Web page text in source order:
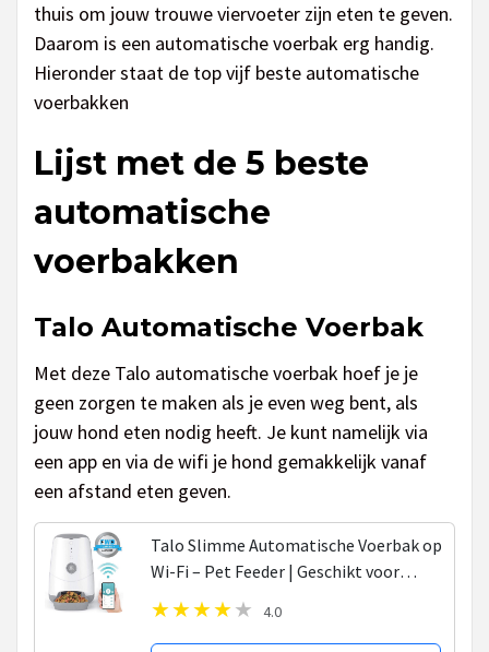
thuis om jouw trouwe viervoeter zijn eten te geven.
Daarom is een automatische voerbak erg handig.
Hieronder staat de top vijf beste automatische
voerbakken
Lijst met de 5 beste
automatische
voerbakken
Talo Automatische Voerbak
Met deze Talo automatische voerbak hoef je je
geen zorgen te maken als je even weg bent, als
jouw hond eten nodig heeft. Je kunt namelijk via
een app en via de wifi je hond gemakkelijk vanaf
een afstand eten geven.
Talo Slimme Automatische Voerbak op
Wi-Fi – Pet Feeder | Geschikt voor
Katten, Kleine en Middelgrote Honden
| 3.7 Liter
4.0